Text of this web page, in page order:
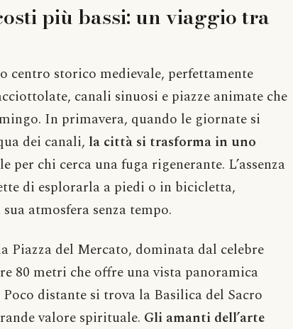
più bassi: un viaggio tra
centro storico medievale, perfettamente
canali sinuosi e piazze animate che
In primavera, quando le giornate si
dei canali, la città si trasforma in uno
per chi cerca una fuga rigenerante. L’assenza
di esplorarla a piedi o in bicicletta,
atmosfera senza tempo.
del Mercato, dominata dal celebre
80 metri che offre una vista panoramica
distante si trova la Basilica del Sacro
valore spirituale. Gli amanti dell’arte